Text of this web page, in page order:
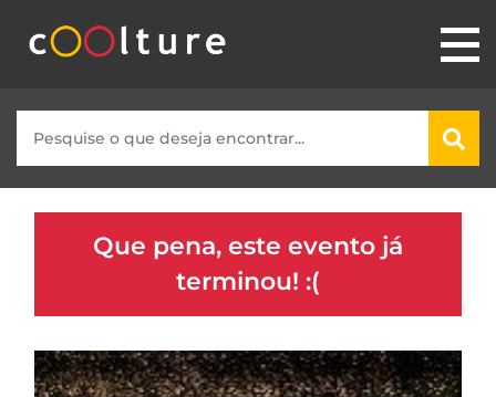
Que pena, este evento já
terminou! :(